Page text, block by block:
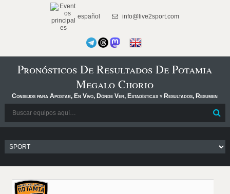
español info@live2sport.com
Pronósticos De Resultados De Potamia
Megalo Chorio
Consejos para Apostar, En Vivo, Dónde Ver, Estadísticas y Resultados, Resumen